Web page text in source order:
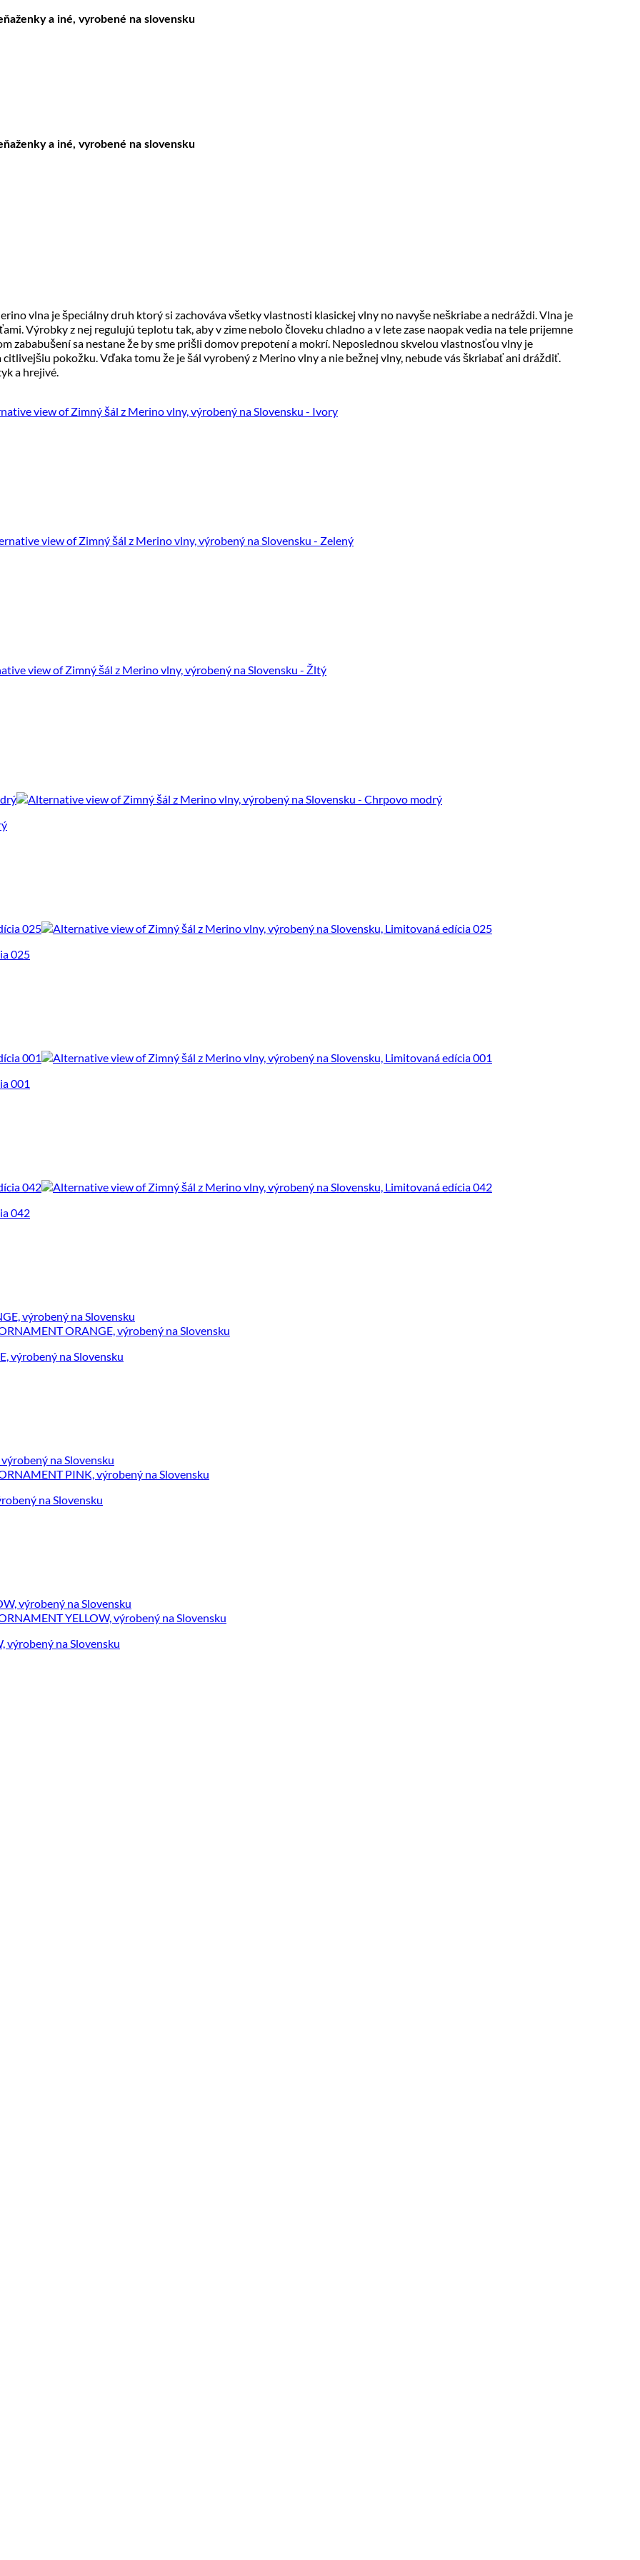
a iné, vyrobené na slovensku
a iné, vyrobené na slovensku
vlna je špeciálny druh ktorý si zachováva všetky vlastnosti klasickej vlny no navyše neškriabe a nedráždi. Vlna je
Výrobky z nej regulujú teplotu tak, aby v zime nebolo človeku chladno a v lete zase naopak vedia na tele prijemne
zababušení sa nestane že by sme prišli domov prepotení a mokrí. Neposlednou skvelou vlastnosťou vlny je
pokožku. Vďaka tomu že je šál vyrobený z Merino vlny a nie bežnej vlny, nebude vás škriabať ani dráždiť.
a hrejivé.
025
001
042
výrobený na Slovensku
na Slovensku
výrobený na Slovensku